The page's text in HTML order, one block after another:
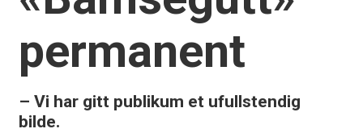
permanent
– Vi har gitt publikum et ufullstendig
bilde.